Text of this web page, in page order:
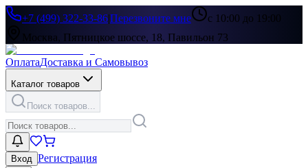
+7 (499) 322-33-86|Перезвоните мне
с 10:00 до 19:00
Москва, Пятницкое шоссе, 18, Павильон 73
ОплатаДоставка и Самовывоз
Каталог товаров
Поиск товаров...
Вход Регистрация